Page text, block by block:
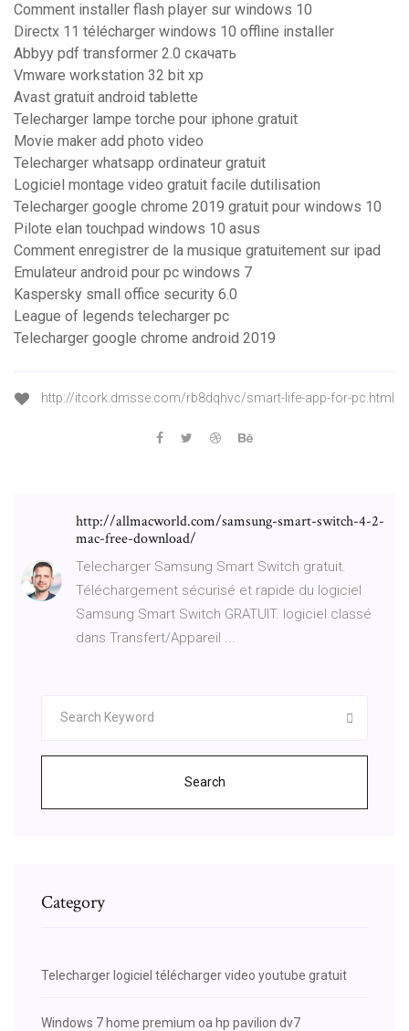
Comment installer flash player sur windows 10
Directx 11 télécharger windows 10 offline installer
Abbyy pdf transformer 2.0 скачать
Vmware workstation 32 bit xp
Avast gratuit android tablette
Telecharger lampe torche pour iphone gratuit
Movie maker add photo video
Telecharger whatsapp ordinateur gratuit
Logiciel montage video gratuit facile dutilisation
Telecharger google chrome 2019 gratuit pour windows 10
Pilote elan touchpad windows 10 asus
Comment enregistrer de la musique gratuitement sur ipad
Emulateur android pour pc windows 7
Kaspersky small office security 6.0
League of legends telecharger pc
Telecharger google chrome android 2019
http://itcork.dmsse.com/rb8dqhvc/smart-life-app-for-pc.html
http://allmacworld.com/samsung-smart-switch-4-2-
mac-free-download/
Telecharger Samsung Smart Switch gratuit.
Téléchargement sécurisé et rapide du logiciel
Samsung Smart Switch GRATUIT. logiciel classé
dans Transfert/Appareil ...
Search
Category
Telecharger logiciel télécharger video youtube gratuit
Windows 7 home premium oa hp pavilion dv7